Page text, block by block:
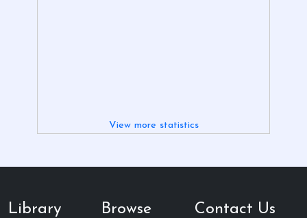
View more statistics
Library
Browse
Contact Us